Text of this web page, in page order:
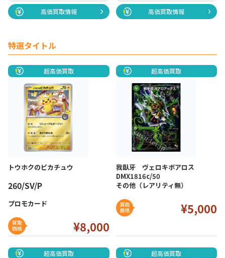
高価買取情報 高価買取情報
特選タイトル
超高価買取
トウホクのピカチュウ
260/SV/P
プロモカード
¥8,000
超高価買取
我臥牙 ヴェロキボアロス
DMX1816c/50
その他（レアリティ無）
¥5,000
超高価買取 超高価買取